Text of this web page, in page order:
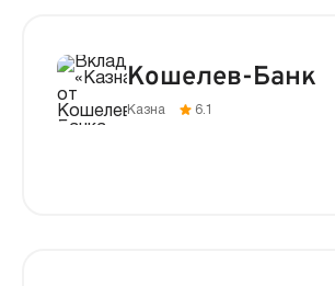
Кошелев-Банк
Казна 6.1